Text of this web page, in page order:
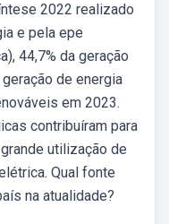
2022 realizado
e pela epe
44,7% da geração
de energia
em 2023.
contribuíram para
utilização de
Qual fonte
na atualidade?